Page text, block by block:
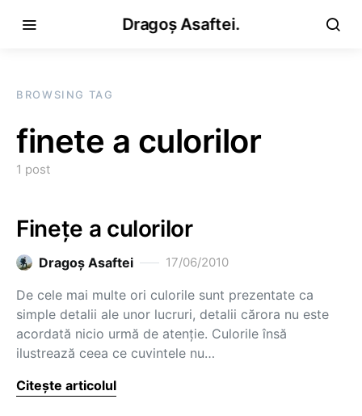
Dragoș Asaftei.
BROWSING TAG
finete a culorilor
1 post
Fineţe a culorilor
Dragoş Asaftei 17/06/2010
De cele mai multe ori culorile sunt prezentate ca
simple detalii ale unor lucruri, detalii cărora nu este
acordată nicio urmă de atenţie. Culorile însă
ilustrează ceea ce cuvintele nu…
Citește articolul